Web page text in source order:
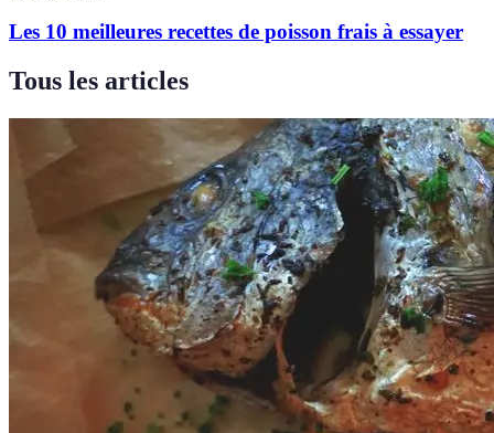
Les 10 meilleures recettes de poisson frais à essayer
Tous les articles